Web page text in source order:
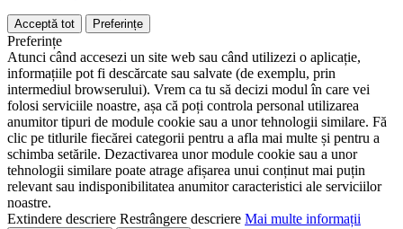
Acceptă tot Preferințe
Preferințe
Atunci când accesezi un site web sau când utilizezi o aplicație,
informațiile pot fi descărcate sau salvate (de exemplu, prin
intermediul browserului). Vrem ca tu să decizi modul în care vei
folosi serviciile noastre, așa că poți controla personal utilizarea
anumitor tipuri de module cookie sau a unor tehnologii similare. Fă
clic pe titlurile fiecărei categorii pentru a afla mai multe și pentru a
schimba setările. Dezactivarea unor module cookie sau a unor
tehnologii similare poate atrage afișarea unui conținut mai puțin
relevant sau indisponibilitatea anumitor caracteristici ale serviciilor
noastre.
Extindere descriere Restrângere descriere Mai multe informații